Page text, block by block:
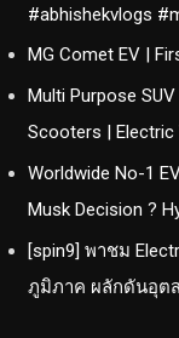
#abhishekvlogs
MG Comet EV |
Multi Purpose
Scooters | Electric
Worldwide No-1
Musk Decision ?
[spin9] พาชม
ภูมิภาค ผลักดันอุต